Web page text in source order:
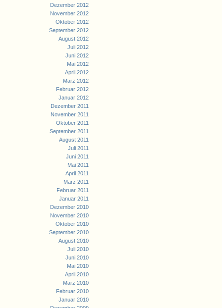
Dezember 2012
November 2012
Oktober 2012
September 2012
August 2012
Juli 2012
Juni 2012
Mai 2012
April 2012
März 2012
Februar 2012
Januar 2012
Dezember 2011
November 2011
Oktober 2011
September 2011
August 2011
Juli 2011
Juni 2011
Mai 2011
April 2011
März 2011
Februar 2011
Januar 2011
Dezember 2010
November 2010
Oktober 2010
September 2010
August 2010
Juli 2010
Juni 2010
Mai 2010
April 2010
März 2010
Februar 2010
Januar 2010